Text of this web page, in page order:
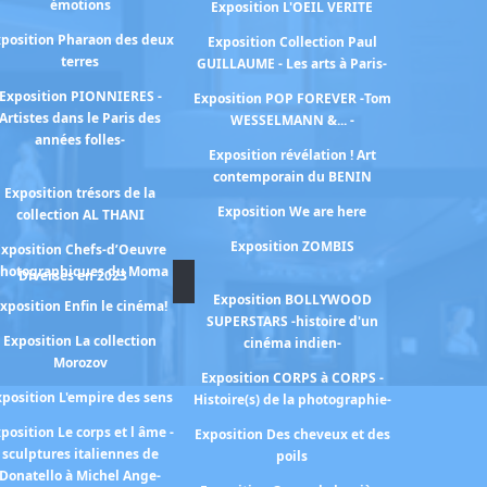
émotions
Pharaon des deux
terres
Exposition PIONNIERES -
Artistes dans le Paris des
années folles-
Exposition trésors de la
collection AL THANI
Chefs-d’Oeuvre
du Moma
Enfin le cinéma!
Exposition La collection
Morozov
L'empire des sens
Le corps et l âme -
sculptures italiennes de
Donatello à Michel Ange-
Exposition L'OEIL VERITE
Exposition Collection Paul
GUILLAUME - Les arts à Paris-
Exposition POP FOREVER -Tom
WESSELMANN &... -
Exposition révélation ! Art
contemporain du BENIN
Exposition We are here
Exposition ZOMBIS
Diverses en 2023
Exposition BOLLYWOOD
SUPERSTARS -histoire d'un
cinéma indien-
Exposition CORPS à CORPS -
Histoire(s) de la photographie-
Exposition Des cheveux et des
poils